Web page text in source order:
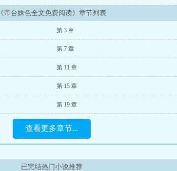
《帝台姝色全文免费阅读》章节列表
第 3 章
第 7 章
第 11 章
第 15 章
第 19 章
查看更多章节...
已完结热门小说推荐